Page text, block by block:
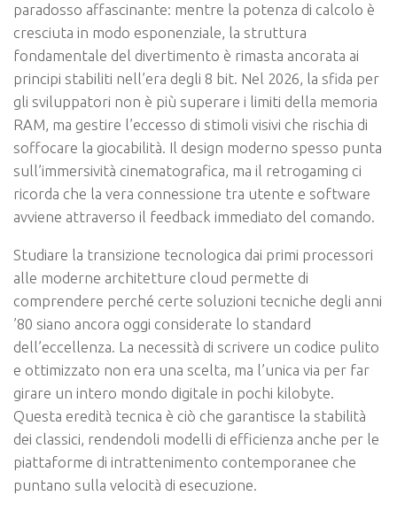
paradosso affascinante: mentre la potenza di calcolo è
cresciuta in modo esponenziale, la struttura
fondamentale del divertimento è rimasta ancorata ai
principi stabiliti nell’era degli 8 bit. Nel 2026, la sfida per
gli sviluppatori non è più superare i limiti della memoria
RAM, ma gestire l’eccesso di stimoli visivi che rischia di
soffocare la giocabilità. Il design moderno spesso punta
sull’immersività cinematografica, ma il retrogaming ci
ricorda che la vera connessione tra utente e software
avviene attraverso il feedback immediato del comando.
Studiare la transizione tecnologica dai primi processori
alle moderne architetture cloud permette di
comprendere perché certe soluzioni tecniche degli anni
’80 siano ancora oggi considerate lo standard
dell’eccellenza. La necessità di scrivere un codice pulito
e ottimizzato non era una scelta, ma l’unica via per far
girare un intero mondo digitale in pochi kilobyte.
Questa eredità tecnica è ciò che garantisce la stabilità
dei classici, rendendoli modelli di efficienza anche per le
piattaforme di intrattenimento contemporanee che
puntano sulla velocità di esecuzione.